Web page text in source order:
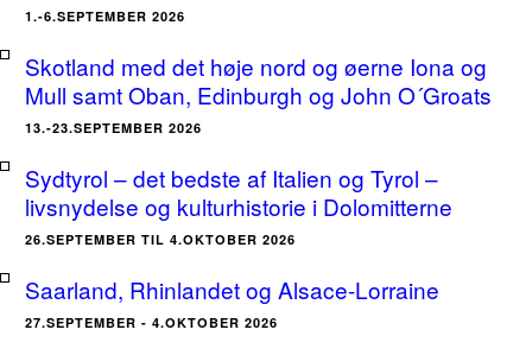
1.-6.SEPTEMBER 2026
Skotland med det høje nord og øerne Iona og
Mull samt Oban, Edinburgh og John O´Groats
13.-23.SEPTEMBER 2026
Sydtyrol – det bedste af Italien og Tyrol –
livsnydelse og kulturhistorie i Dolomitterne
26.SEPTEMBER TIL 4.OKTOBER 2026
Saarland, Rhinlandet og Alsace-Lorraine
27.SEPTEMBER - 4.OKTOBER 2026